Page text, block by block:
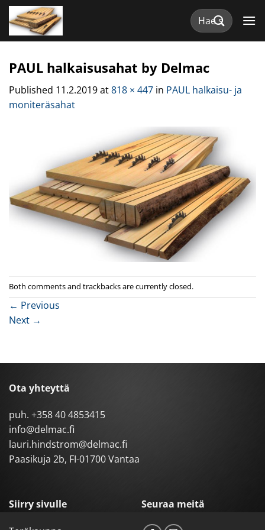
Skip
content
Etsi:
PAUL halkaisusahat by Delmac
Published 11.2.2019at818 × 447 in PAUL halkaisu- ja
moniteräsahat
Both comments and trackbacks are currently closed.
← Previous
Next →
Ota yhteyttä
puh. +358 40 4853415
info@delmac.fi
lauri.hindstrom@delmac.fi
Paasikuja 2b, FI-01700 Vantaa
Siirry sivulle Seuraa meitä